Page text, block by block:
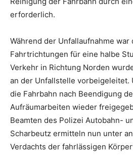
erforderlich.
Während der Unfallaufnahme
Fahrtrichtungen für eine halbe
Verkehr in Richtung Norden
an der Unfallstelle vorbeigeleitet.
die Fahrbahn nach Beendigung
Aufräumarbeiten wieder
Beamten des Polizei Autobahn-
Scharbeutz ermitteln nun unter
Verdachts der fahrlässigen